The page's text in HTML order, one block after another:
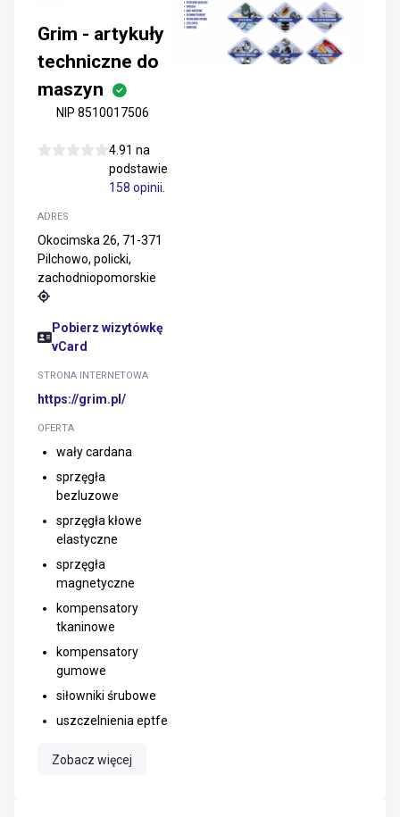
Grim - artykuły
techniczne do
maszyn
NIP 8510017506
4.91 na
podstawie
158 opinii
ADRES
Okocimska 26, 71-371
Pilchowo, policki,
zachodniopomorskie
Pobierz wizytówkę
vCard
STRONA INTERNETOWA
https://grim.pl/
OFERTA
wały cardana
sprzęgła
bezluzowe
sprzęgła kłowe
elastyczne
sprzęgła
magnetyczne
kompensatory
tkaninowe
kompensatory
gumowe
siłowniki śrubowe
uszczelnienia eptfe
Zobacz więcej